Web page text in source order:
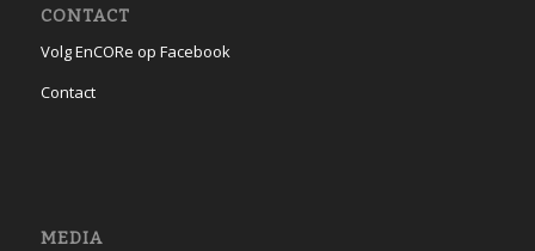
CONTACT
Volg EnCORe op Facebook
Contact
MEDIA